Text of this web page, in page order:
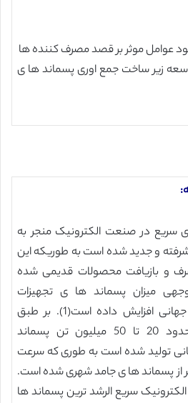
زیر ساخت جمع اوری پسماند ها ی
سریع در صنعت الکترونیک منجر به
و جدید شده است به طوریکه این
و بازیافت محصولات قدیمی شده
میزان پسماند ها ی تجهیزات
الکترونیکی ر ا در سطح جهانی افزایش داده است(1). بر طبق
تحقیقات سازمان ملل، حدود 20 تا 50 میلیون تن پسماند
تولید شده است به طوری که سرعت
از پسماند ها ی جامد شهری شده است.
سریع الرشد ترین پسماند ها